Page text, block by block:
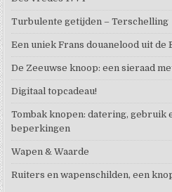
Turbulente getijden – Terschelling
Een uniek Frans douanelood uit de
De Zeeuwse knoop: een sieraad
Digitaal topcadeau!
Tombak knopen: datering, gebruik
beperkingen
Wapen & Waarde
Ruiters en wapenschilden, een